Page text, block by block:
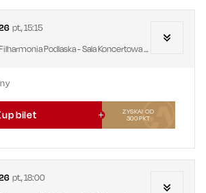
pt.,15:15
Opera i Filharmonia Podlaska - Sala Koncertowa ZSM
bilet
ZYSKAJ OD
300PKT
pt.,18:00